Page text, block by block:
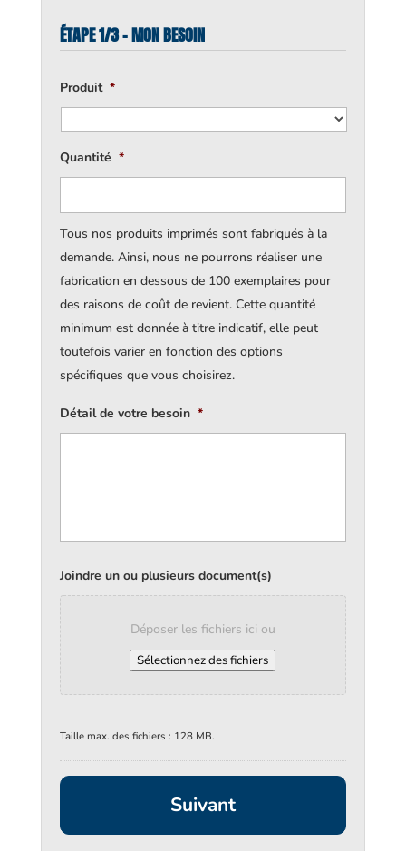
ÉTAPE 1/3 - MON BESOIN
Produit *
Quantité *
Tous nos produits imprimés sont fabriqués à la
demande. Ainsi, nous ne pourrons réaliser une
fabrication en dessous de 100 exemplaires pour
des raisons de coût de revient. Cette quantité
minimum est donnée à titre indicatif, elle peut
toutefois varier en fonction des options
spécifiques que vous choisirez.
Détail de votre besoin *
Joindre un ou plusieurs document(s)
Déposer les fichiers ici ou
Sélectionnez des fichiers
Taille max. des fichiers : 128 MB.